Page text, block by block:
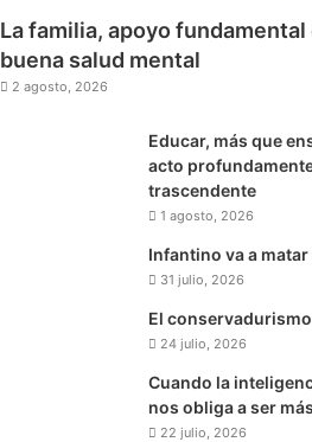
La familia, apoyo fundamental
buena salud mental
2 agosto, 2026
Educar, más que
acto
trascendente
1 agosto, 2026
Infantino va a
31 julio, 2026
El
24 julio, 2026
Cuando la
nos obliga a ser
22 julio, 2026